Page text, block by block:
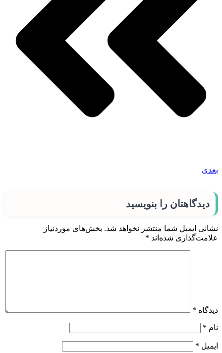
بعدی
دیدگاهتان را بنویسید
نشانی ایمیل شما منتشر نخواهد شد. بخش‌های موردنیاز
علامت‌گذاری شده‌اند *
دیدگاه *
نام *
ایمیل *